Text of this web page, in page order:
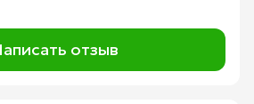
отзыв